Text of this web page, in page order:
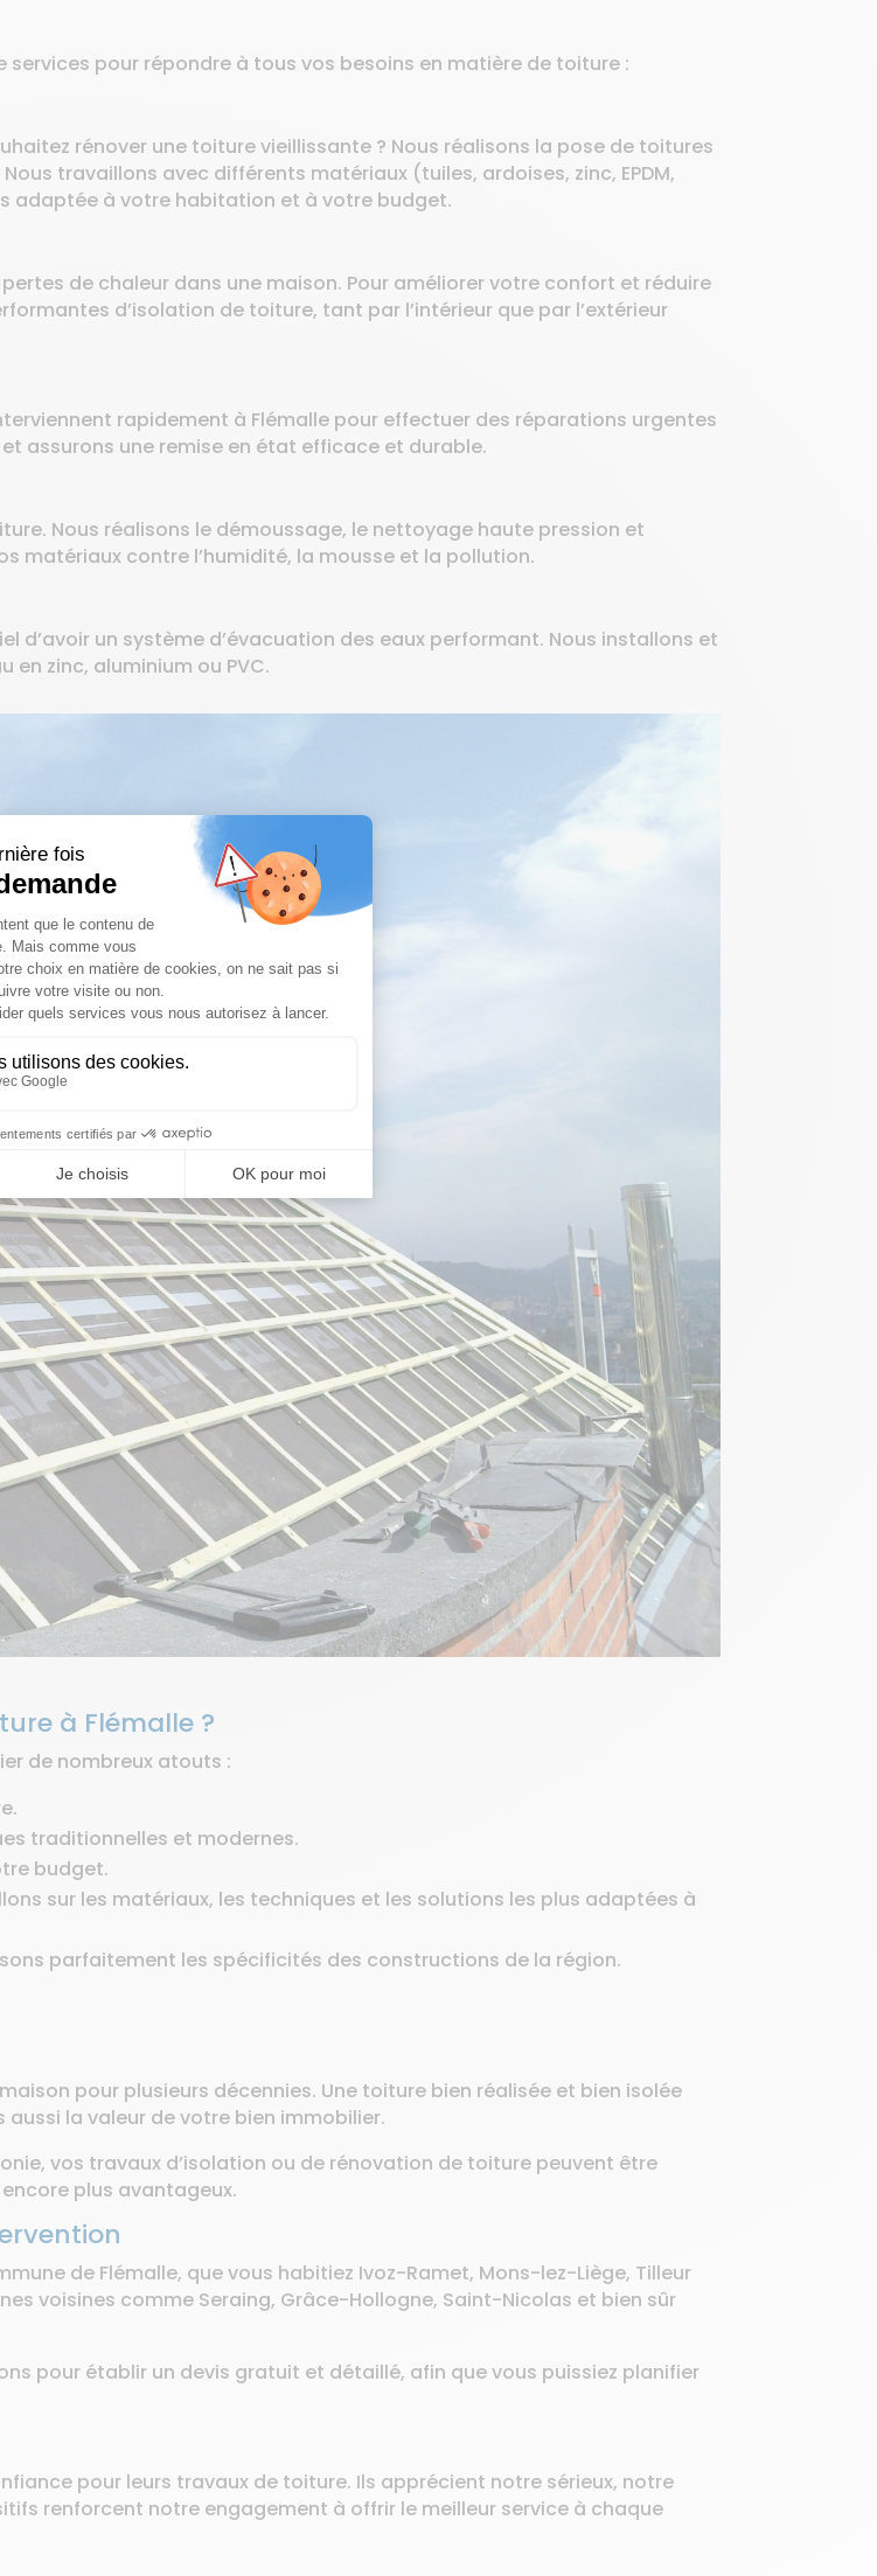
pour répondre à tous vos besoins en matière de toiture :
rénover une toiture vieillissante ? Nous réalisons la pose de toitures
travaillons avec différents matériaux (tuiles, ardoises, zinc, EPDM,
adaptée à votre habitation et à votre budget.
de chaleur dans une maison. Pour améliorer votre confort et réduire
d’isolation de toiture, tant par l’intérieur que par l’extérieur
rapidement à Flémalle pour effectuer des réparations urgentes
assurons une remise en état efficace et durable.
Nous réalisons le démoussage, le nettoyage haute pression et
matériaux contre l’humidité, la mousse et la pollution.
d’avoir un système d’évacuation des eaux performant. Nous installons et
zinc, aluminium ou PVC.
à Flémalle ?
de nombreux atouts :
traditionnelles et modernes.
budget.
sur les matériaux, les techniques et les solutions les plus adaptées à
parfaitement les spécificités des constructions de la région.
pour plusieurs décennies. Une toiture bien réalisée et bien isolée
la valeur de votre bien immobilier.
vos travaux d’isolation ou de rénovation de toiture peuvent être
plus avantageux.
de Flémalle, que vous habitiez Ivoz-Ramet, Mons-lez-Liège, Tilleur
voisines comme Seraing, Grâce-Hollogne, Saint-Nicolas et bien sûr
pour établir un devis gratuit et détaillé, afin que vous puissiez planifier
pour leurs travaux de toiture. Ils apprécient notre sérieux, notre
renforcent notre engagement à offrir le meilleur service à chaque